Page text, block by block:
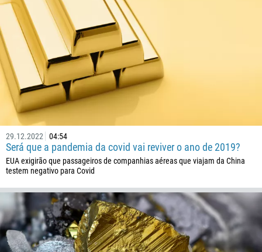
29.12.2022 04:54
Será que a pandemia da covid vai reviver o ano de 2019?
EUA exigirão que passageiros de companhias aéreas que viajam da China
testem negativo para Covid